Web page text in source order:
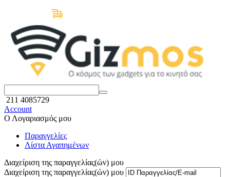
211 4085729
Account
Ο Λογαριασμός μου
Παραγγελίες
Λίστα Αγαπημένων
Διαχείριση της παραγγελίας(ών) μου
Διαχείριση της παραγγελίας(ών) μου